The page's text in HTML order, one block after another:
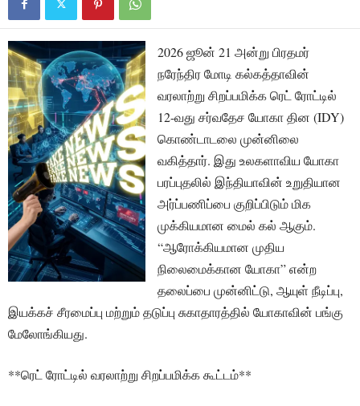
2026 ஜூன் 21 அன்று பிரதமர்
நரேந்திர மோடி கல்கத்தாவின்
வரலாற்று சிறப்பமிக்க ரெட் ரோட்டில்
12-வது சர்வதேச யோகா தின (IDY)
கொண்டாடலை முன்னிலை
வகித்தார். இது உலகளாவிய யோகா
பரப்புதலில் இந்தியாவின் உறுதியான
அர்ப்பணிப்பை குறிப்பிடும் மிக
முக்கியமான மைல் கல் ஆகும்.
“ஆரோக்கியமான முதிய
நிலைமைக்கான யோகா” என்ற
தலைப்பை முன்னிட்டு, ஆயுள் நீடிப்பு,
இயக்கச் சீரமைப்பு மற்றும் தடுப்பு சுகாதாரத்தில் யோகாவின் பங்கு
மேலோங்கியது.
**ரெட் ரோட்டில் வரலாற்று சிறப்பமிக்க கூட்டம்**